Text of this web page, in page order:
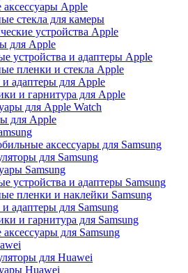
Apple
стекла для камеры
устройства Apple
для Apple
устройства и адаптеры Apple
пленки и стекла Apple
адаптеры для Apple
и гарнитура для Apple
для Apple Watch
для Apple
аксессуары для Samsung
для Samsung
Samsung
устройства и адаптеры Samsung
пленки и наклейки Samsung
адаптеры для Samsung
и гарнитура для Samsung
для Samsung
для Huawei
Huawei